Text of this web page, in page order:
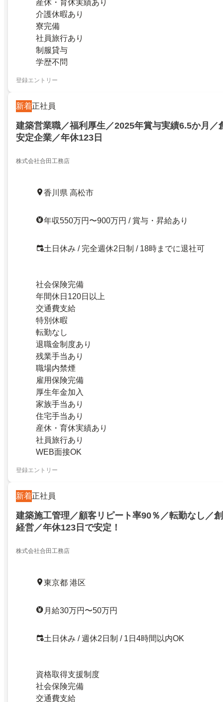
産休・育休実績あり
介護休暇あり
寮完備
社員旅行あり
制服貸与
学歴不問
登録エントリー
新着正社員
建築営業職／福利厚生／2025年賞与実績6.5か月／
安定企業／年休123日
株式会社合田工務店
香川県 高松市
年収550万円〜900万円 / 賞与・昇給あり
土日休み / 完全週休2日制 / 18時までに退社可
社会保険完備
年間休日120日以上
交通費支給
特別休暇
転勤なし
退職金制度あり
残業手当あり
職場内禁煙
雇用保険完備
厚生年金加入
家族手当あり
住宅手当あり
産休・育休実績あり
社員旅行あり
WEB面接OK
登録エントリー
新着正社員
建築施工管理／顧客リピート率90％／転勤なし／
経営／年休123日で安定！
株式会社合田工務店
東京都 港区
月給30万円〜50万円
土日休み / 週休2日制 / 1日4時間以内OK
資格取得支援制度
社会保険完備
交通費支給